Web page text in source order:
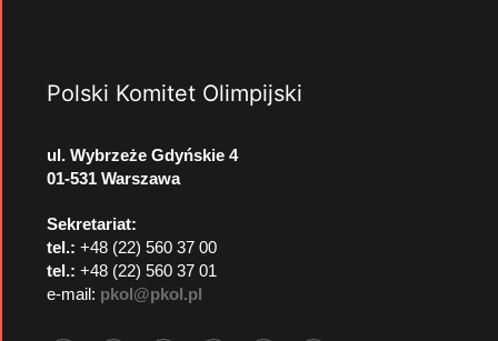
Polski Komitet Olimpijski
ul. Wybrzeże Gdyńskie 4
01-531 Warszawa
Sekretariat:
tel.: +48 (22) 560 37 00
tel.: +48 (22) 560 37 01
e-mail: pkol@pkol.pl